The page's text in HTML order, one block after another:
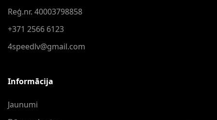
Reģ.nr. 40003798858
+371 2566 6123
4speedlv@gmail.com
Informācija
Jaunumi